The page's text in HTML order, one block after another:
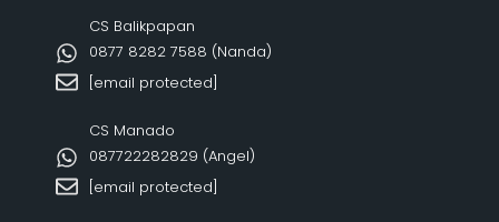
CS Balikpapan
0877 8282 7588 (Nanda)
[email protected]
CS Manado
087722282829 (Angel)
[email protected]